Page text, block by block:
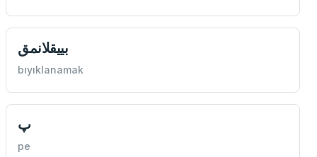
بييقلانمق
bıyıklanamak
پ
pe